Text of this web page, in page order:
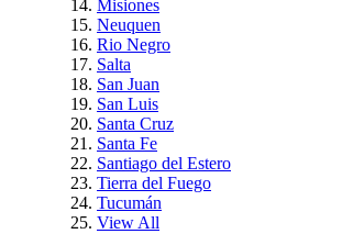
Misiones
Neuquen
Rio Negro
Salta
San Juan
San Luis
Santa Cruz
Santa Fe
Santiago del Estero
Tierra del Fuego
Tucumán
View All